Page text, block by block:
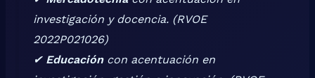
investigación y docencia. (RVOE
2022P021026)
✔ Educacióncon acentuación en